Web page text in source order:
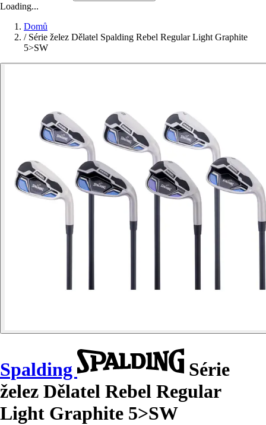
Loading...
Domů
/ Série želez Dělatel Spalding Rebel Regular Light Graphite
5>SW
Spalding
Série
želez Dělatel Rebel Regular
Light Graphite 5>SW